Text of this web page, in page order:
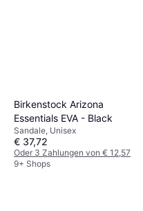
Birkenstock Arizona
Essentials EVA - Black
Sandale, Unisex
€ 37,72
Oder 3 Zahlungen von € 12,57
9+ Shops